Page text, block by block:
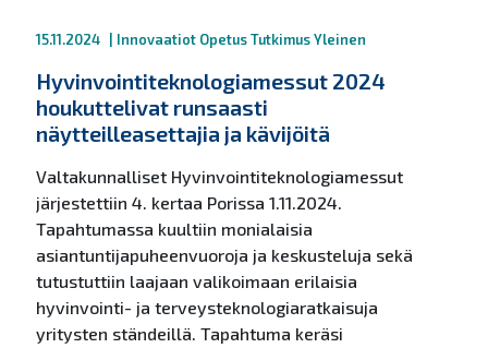
15.11.2024 Innovaatiot OpetusTutkimusYleinen
Hyvinvointiteknologiamessut 2024
houkuttelivat runsaasti
näytteilleasettajia ja kävijöitä
Valtakunnalliset Hyvinvointiteknologiamessut
järjestettiin 4. kertaa Porissa 1.11.2024.
Tapahtumassa kuultiin monialaisia
asiantuntijapuheenvuoroja ja keskusteluja sekä
tutustuttiin laajaan valikoimaan erilaisia
hyvinvointi- ja terveysteknologiaratkaisuja
yritysten ständeillä. Tapahtuma keräsi